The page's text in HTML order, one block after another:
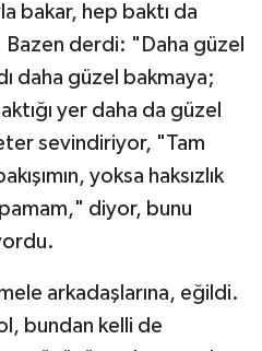
bakar, hep baktı da
Bazen derdi: "Daha güzel
daha güzel bakmaya;
yer daha da güzel
sevindiriyor, "Tam
yoksa haksızlık
diyor, bunu
arkadaşlarına, eğildi.
bundan kelli de